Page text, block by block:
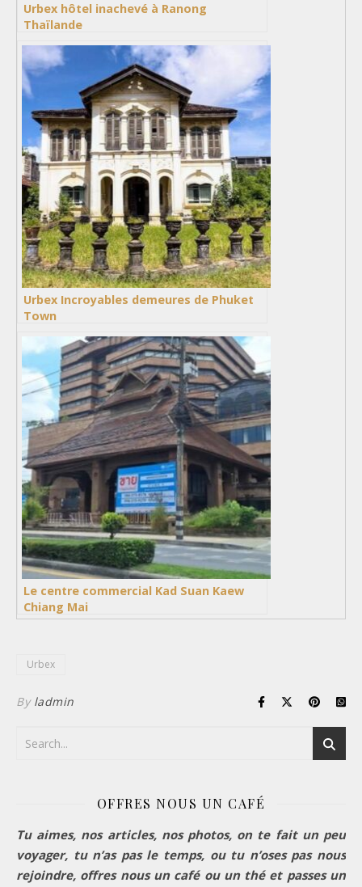
Urbex hôtel inachevé à Ranong
Thaïlande
Urbex Incroyables demeures de Phuket
Town
Le centre commercial Kad Suan Kaew
Chiang Mai
Urbex
By ladmin
OFFRES NOUS UN CAFÉ
Tu aimes, nos articles, nos photos, on te fait un peu
voyager, tu n’as pas le temps, ou tu n’oses pas nous
rejoindre, offres nous un café ou un thé et passes un